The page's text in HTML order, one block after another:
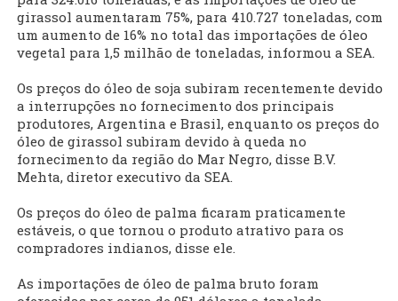
girassol aumentaram 75%, para 410.727 toneladas, com
um aumento de 16% no total das importações de óleo
vegetal para 1,5 milhão de toneladas, informou a SEA.
Os preços do óleo de soja subiram recentemente devido
a interrupções no fornecimento dos principais
produtores, Argentina e Brasil, enquanto os preços do
óleo de girassol subiram devido à queda no
fornecimento da região do Mar Negro, disse B.V.
Mehta, diretor executivo da SEA.
Os preços do óleo de palma ficaram praticamente
estáveis, o que tornou o produto atrativo para os
compradores indianos, disse ele.
As importações de óleo de palma bruto foram